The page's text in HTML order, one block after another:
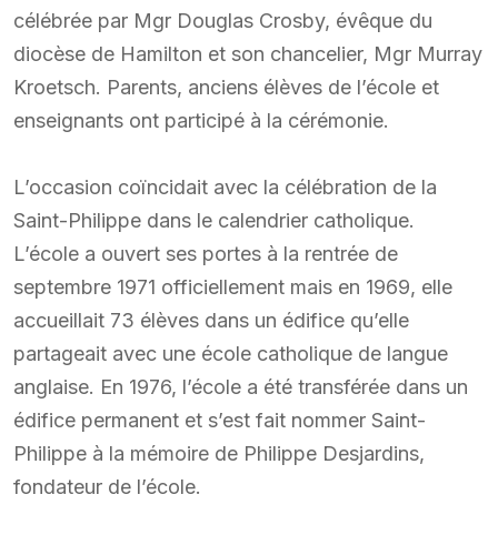
célébrée par Mgr Douglas Crosby, évêque du
diocèse de Hamilton et son chancelier, Mgr Murray
Kroetsch. Parents, anciens élèves de l’école et
enseignants ont participé à la cérémonie.
L’occasion coïncidait avec la célébration de la
Saint-Philippe dans le calendrier catholique.
L’école a ouvert ses portes à la rentrée de
septembre 1971 officiellement mais en 1969, elle
accueillait 73 élèves dans un édifice qu’elle
partageait avec une école catholique de langue
anglaise. En 1976, l’école a été transférée dans un
édifice permanent et s’est fait nommer Saint-
Philippe à la mémoire de Philippe Desjardins,
fondateur de l’école.